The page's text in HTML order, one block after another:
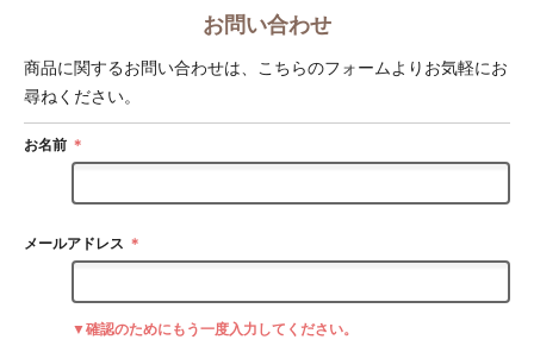
お問い合わせ
商品に関するお問い合わせは、こちらのフォームよりお気軽にお
尋ねください。
お名前 ＊
メールアドレス ＊
▼確認のためにもう一度入力してください。